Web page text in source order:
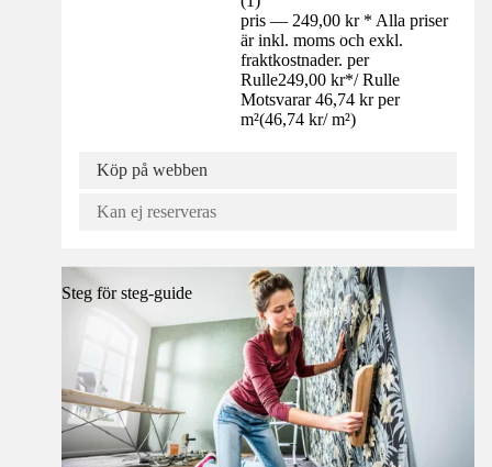
pris — 249,00 kr * Alla priser
är inkl. moms och exkl.
fraktkostnader. per
Rulle249,00 kr*/ Rulle
Motsvarar 46,74 kr per
m²(46,74 kr/ m²)
Köp på webben
Kan ej reserveras
Steg för steg-guide